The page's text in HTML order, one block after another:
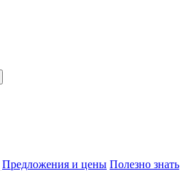
Предложения и цены Полезно знать